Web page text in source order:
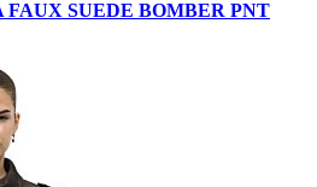
FAUX SUEDE BOMBER PNT